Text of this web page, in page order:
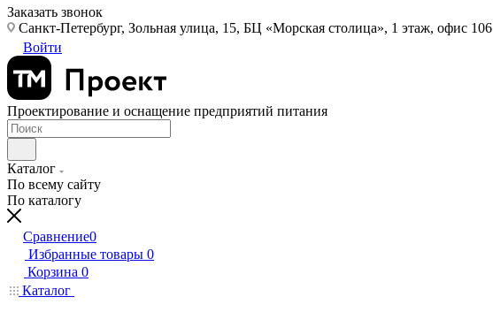
Заказать звонок
Санкт-Петербург, Зольная улица, 15, БЦ «Морская столица», 1 этаж, офис 106
Войти
Проектирование и оснащение предприятий питания
Каталог
По всему сайту
По каталогу
Сравнение0
Избранные товары 0
Корзина 0
Каталог